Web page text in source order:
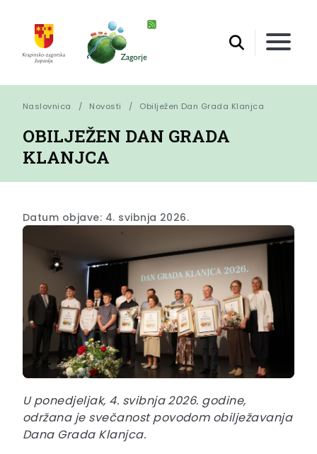
Naslovnica Novosti Obilježen Dan Grada Klanjca
OBILJEŽEN DAN GRADA
KLANJCA
Datum objave: 4. svibnja 2026.
U ponedjeljak, 4. svibnja 2026. godine,
održana je svečanost povodom obilježavanja
Dana Grada Klanjca.